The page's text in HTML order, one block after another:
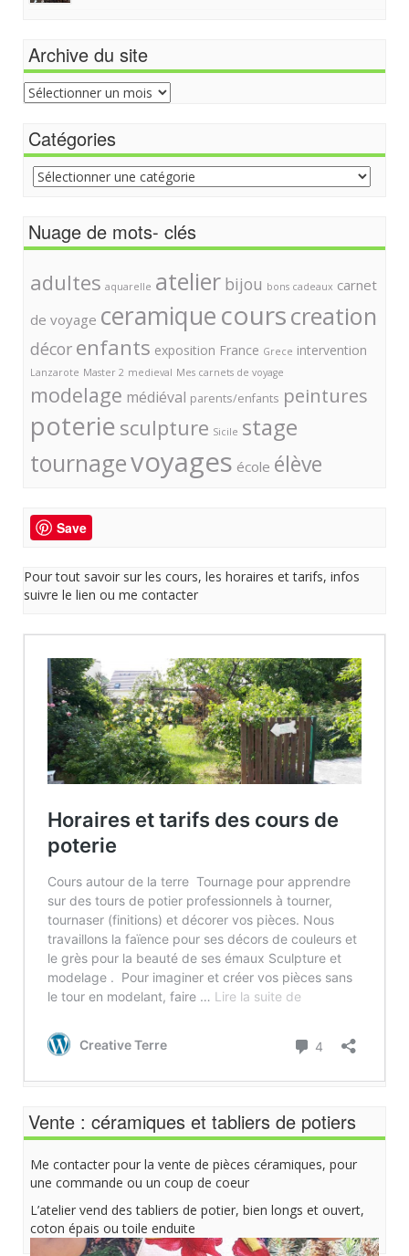
Archive du site
Archive
du
Catégories
Catégories
Nuage de mots- clés
adultes aquarelle atelier bijou bons cadeaux carnet
de voyage ceramiquecourscreation
décor enfants exposition France Grece intervention
Lanzarote Master 2 medieval Mes carnets de voyage
modelage médiéval parents/enfants peintures
poterie sculpture Sicile stage
tournagevoyages école élève
Save
Pour tout savoir sur les cours, les horaires et tarifs, infos
suivre le lien ou me contacter
Vente : céramiques et tabliers de potiers
Me contacter pour la vente de pièces céramiques, pour
une commande ou un coup de coeur
L’atelier vend des tabliers de potier, bien longs et ouvert,
coton épais ou toile enduite